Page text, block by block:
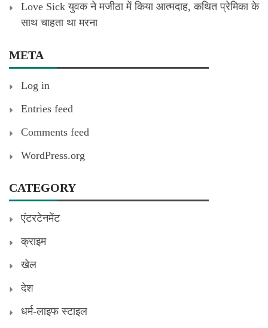
Love Sick युवक ने मजीठा में किया आत्मदाह, कथित प्रेमिका के
साथ चाहता था मरना
META
Log in
Entries feed
Comments feed
WordPress.org
CATEGORY
एंटरटेनमेंट
क्राइम
खेल
देश
धर्म-लाइफ स्टाइल